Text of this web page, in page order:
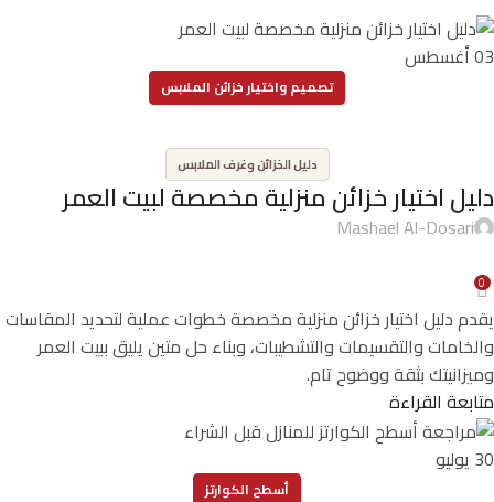
03أغسطس
تصميم واختيار خزائن الملابس
دليل الخزائن وغرف الملابس
دليل اختيار خزائن منزلية مخصصة لبيت العمر
Mashael Al-Dosari
0
يقدم دليل اختيار خزائن منزلية مخصصة خطوات عملية لتحديد المقاسات
والخامات والتقسيمات والتشطيبات، وبناء حل متين يليق ببيت العمر
وميزانيتك بثقة ووضوح تام.
متابعة القراءة
30 يوليو
أسطح الكوارتز